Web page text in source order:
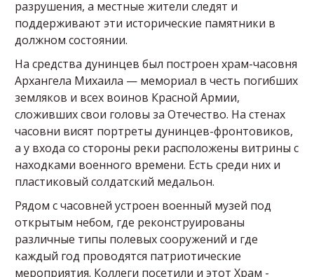
разрушения, а местные жители следят и
поддерживают эти исторические памятники в
должном состоянии.
На средства дунинцев был построен храм-часовня
Архангела Михаила — мемориал в честь погибших
земляков и всех воинов Красной Армии,
сложивших свои головы за Отечество. На стенах
часовни висят портреты дунинцев-фронтовиков,
а у входа со стороны реки расположены витрины с
находками военного времени. Есть среди них и
пластиковый солдатский медальон.
Рядом с часовней устроен военный музей под
открытым небом, где реконструированы
различные типы полевых сооружений и где
каждый год проводятся патриотические
мероприятия. Коллеги посетили и этот Храм -